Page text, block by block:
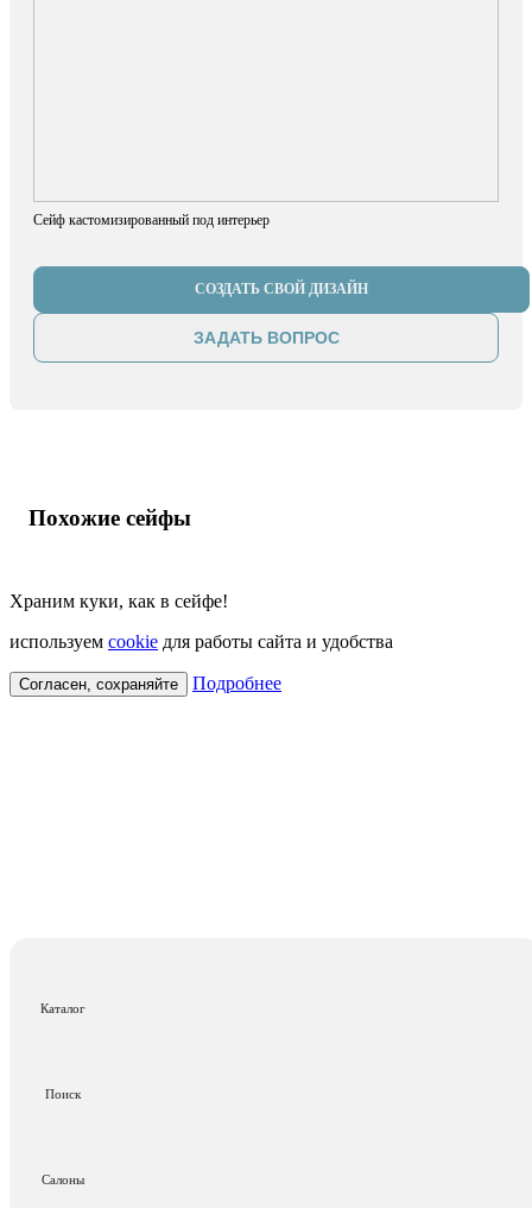
Каталог
Поиск
Салоны
Сейф кастомизированный под интерьер
СОЗДАТЬ СВОЙ ДИЗАЙН
ЗАДАТЬ ВОПРОС
Похожие сейфы
Храним куки, как в сейфе!
используем cookie для работы сайта и удобства
Согласен, сохраняйте Подробнее